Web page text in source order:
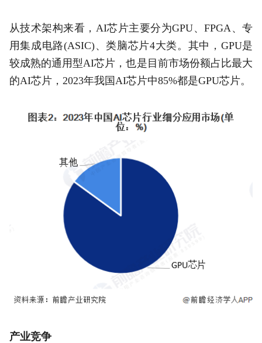
从技术架构来看，AI芯片主要分为GPU、FPGA、专
用集成电路(ASIC)、类脑芯片4大类。其中，GPU是
较成熟的通用型AI芯片，也是目前市场份额占比最大
的AI芯片，2023年我国AI芯片中85%都是GPU芯片。
产业竞争